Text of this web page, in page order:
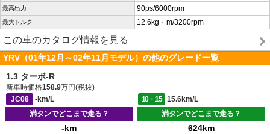
最高出力 90ps/6000rpm
最大トルク 12.6kg・m/3200rpm
この車のカタログ情報を見る
YRV（01年12月～02年11月モデル）の他のグレード一覧
1.3 ターボ-R
新車時価格158.9万円(税抜)
JC08
-km/L 10・15
15.6km/L
満タンでどこまで走る？
-km
満タンでどこまで走る？
624km